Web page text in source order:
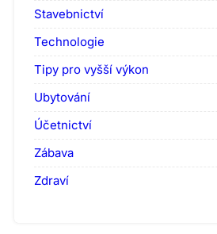
Stavebnictví
Technologie
Tipy pro vyšší výkon
Ubytování
Účetnictví
Zábava
Zdraví